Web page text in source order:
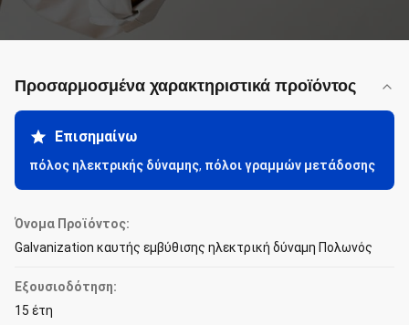
Προσαρμοσμένα χαρακτηριστικά προϊόντος
Επισημαίνω
πόλος ηλεκτρικής δύναμης, πόλοι γραμμών μετάδοσης
Όνομα Προϊόντος:
Galvanization καυτής εμβύθισης ηλεκτρική δύναμη Πολωνός
Εξουσιοδότηση:
15 έτη